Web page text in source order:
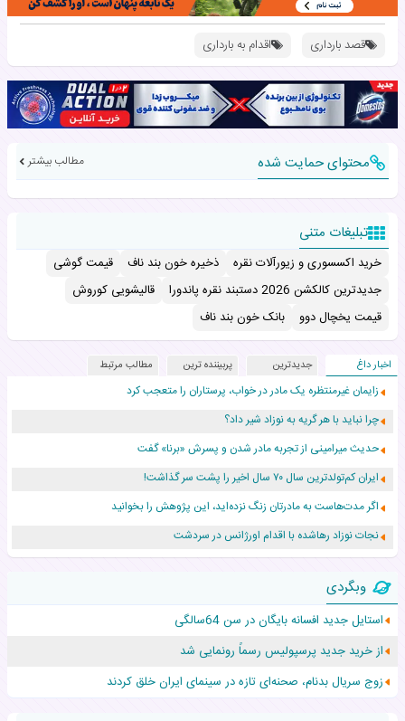
قصد بارداری اقدام به بارداری
محتوای حمایت شده مطالب بیشتر
تبلیغات متنی
خرید اکسسوری و زیورآلات نقره ذخیره خون بند ناف
قیمت گوشی
جدیدترین کالکشن 2026 دستبند نقره پاندورا
قالیشویی کوروش
قیمت یخچال دوو
بانک خون بند ناف
اخبار داغ جدیدترین پربیننده ترین مطالب مرتبط
زایمان غیرمنتظره یک مادر در خواب، پرستاران را متعجب کرد
چرا نباید با هر گریه به نوزاد شیر داد؟
حدیث میرامینی از تجربه مادر شدن و پسرش «برنا» گفت
ایران کم‌تولدترین سال ۷۰ سال اخیر را پشت سر گذاشت!
اگر مدت‌هاست به مادرتان زنگ نزده‌اید، این پژوهش را بخوانید
نجات نوزاد رهاشده با اقدام اورژانس در سردشت
زن ۲۴ ساله پس از درمان سرطان رحم، مادر شد
افزایش قد این دختر، چند میلیون دلار برای پدرش خرج داشته
حرکت غیرقانونی یک پرستار، جان دوقلوها را نجات داد!
وبگردی
استایل جدید افسانه بایگان در سن 64سالگی
از خرید جدید پرسپولیس رسماً رونمایی شد
زوج سریال بدنام، صحنه‌ای‌ تازه در سینمای ایران خلق کردند